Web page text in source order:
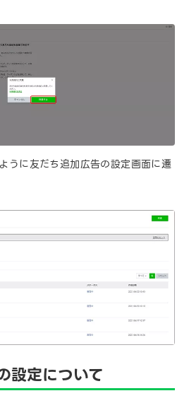
うに友だち追加広告の設定画面に遷
設定について